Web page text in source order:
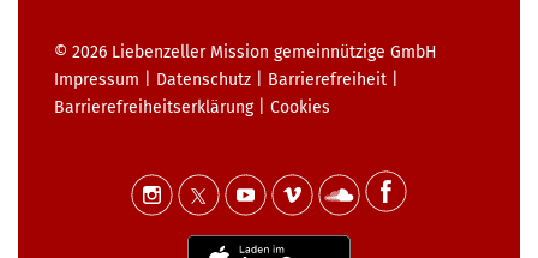
© 2026 Liebenzeller Mission gemeinnützige GmbH
Impressum
Datenschutz Barrierefreiheit
Barrierefreiheits­erklärung| Cookies